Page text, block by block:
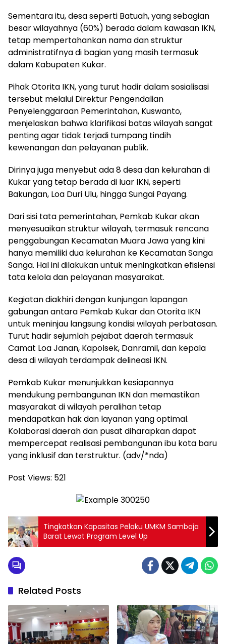
Sementara itu, desa seperti Batuah, yang sebagian
besar wilayahnya (60%) berada dalam kawasan IKN,
tetap mempertahankan nama dan struktur
administratifnya di bagian yang masih termasuk
dalam Kabupaten Kukar.
Pihak Otorita IKN, yang turut hadir dalam sosialisasi
tersebut melalui Direktur Pengendalian
Penyelenggaraan Pemerintahan, Kuswanto,
menjelaskan bahwa klarifikasi batas wilayah sangat
penting agar tidak terjadi tumpang tindih
kewenangan dan pelayanan publik.
Dirinya juga menyebut ada 8 desa dan kelurahan di
Kukar yang tetap berada di luar IKN, seperti
Bakungan, Loa Duri Ulu, hingga Sungai Payang.
Dari sisi tata pemerintahan, Pemkab Kukar akan
menyesuaikan struktur wilayah, termasuk rencana
penggabungan Kecamatan Muara Jawa yang kini
hanya memiliki dua kelurahan ke Kecamatan Sanga
Sanga. Hal ini dilakukan untuk meningkatkan efisiensi
tata kelola dan pelayanan masyarakat.
Kegiatan diakhiri dengan kunjungan lapangan
gabungan antara Pemkab Kukar dan Otorita IKN
untuk meninjau langsung kondisi wilayah perbatasan.
Turut hadir sejumlah pejabat daerah termasuk
Camat Loa Janan, Kapolsek, Danramil, dan kepala
desa di wilayah terdampak delineasi IKN.
Pemkab Kukar menunjukkan kesiapannya
mendukung pembangunan IKN dan memastikan
masyarakat di wilayah peralihan tetap
mendapatkan hak dan layanan yang optimal.
Kolaborasi daerah dan pusat diharapkan dapat
mempercepat realisasi pembangunan ibu kota baru
yang inklusif dan terstruktur. (adv/*nda)
Post Views: 521
Tingkatkan Kapasitas Pelaku UMKM Samboja
Barat Lewat Program Level Up
Related Posts